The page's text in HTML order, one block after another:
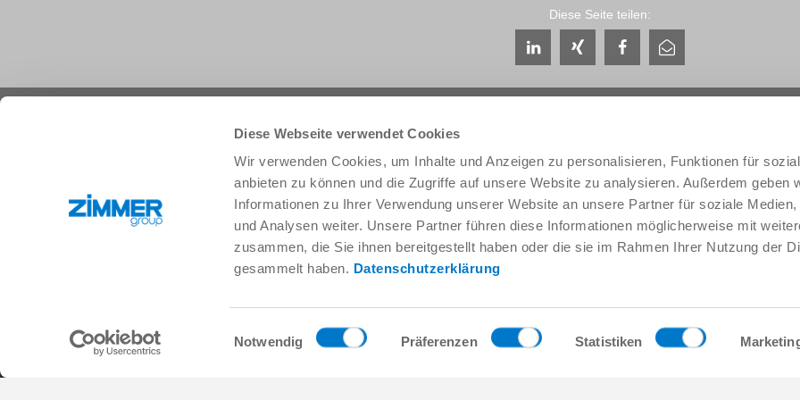
Diese Webseite verwendet Cookies
Wir verwenden Cookies, um Inhalte und Anzeigen zu personalisieren, Funktionen für
anbieten zu können und die Zugriffe auf unsere Website zu analysieren. Außerdem geben
Informationen zu Ihrer Verwendung unserer Website an unsere Partner für soziale Medien,
und Analysen weiter. Unsere Partner führen diese Informationen möglicherweise mit
zusammen, die Sie ihnen bereitgestellt haben oder die sie im Rahmen Ihrer Nutzung der
gesammelt haben. Datenschutzerklärung
Einwilligungsauswahl
Notwendig Präferenzen Statistiken
Diese Seite teilen:
info.de@zimmer-group.com
Robotiklösungen
Produkte
Neuheiten
Systemlösungen
Verfahrenstechnik
Produktfinder
Service & Kontakt
Ansprechpartner weltweit
Service-Kontakt
Kontaktformular
Anfahrt
Unternehmen
THE KNOW-HOW FACTORY
Historie
Awards